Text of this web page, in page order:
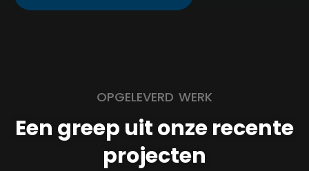
OPGELEVERD WERK
Een greep uit onze recente
projecten